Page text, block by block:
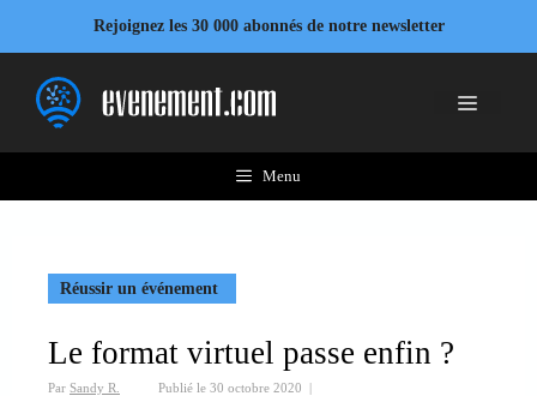
contenu
Rejoignez les 30 000 abonnés de notre newsletter
Menu
Menu
Réussir un événement
Le format virtuel passe enfin ?
Par Sandy R. Publié le 30 octobre 2020 |